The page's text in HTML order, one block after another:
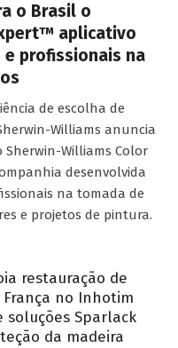
o Brasil o
aplicativo
profissionais na
de escolha de
Williams anuncia
Williams Color
desenvolvida
na tomada de
e projetos de pintura.
restauração de
no Inhotim
soluções Sparlack
da madeira